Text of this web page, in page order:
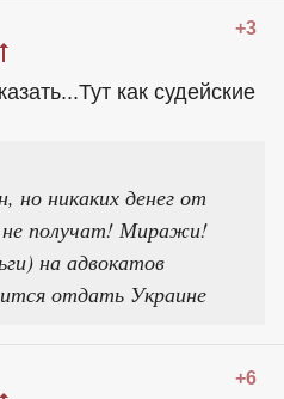
+3
как судейские
но никаких денег от
не получат! Миражи!
на адвокатов
отдать Украине
+6